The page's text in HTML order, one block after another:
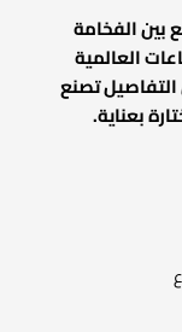
بين الفخامة
العالمية
تصنع
بعناية.